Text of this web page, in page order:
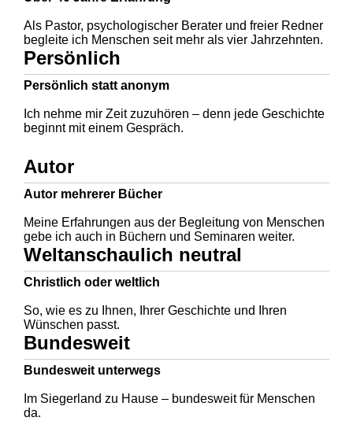
Als Pastor, psychologischer Berater und freier Redner
begleite ich Menschen seit mehr als vier Jahrzehnten.
Persönlich
Persönlich statt anonym
Ich nehme mir Zeit zuzuhören – denn jede Geschichte
beginnt mit einem Gespräch.
Autor
Autor mehrerer Bücher
Meine Erfahrungen aus der Begleitung von Menschen
gebe ich auch in Büchern und Seminaren weiter.
Weltanschaulich neutral
Christlich oder weltlich
So, wie es zu Ihnen, Ihrer Geschichte und Ihren
Wünschen passt.
Bundesweit
Bundesweit unterwegs
Im Siegerland zu Hause – bundesweit für Menschen
da.